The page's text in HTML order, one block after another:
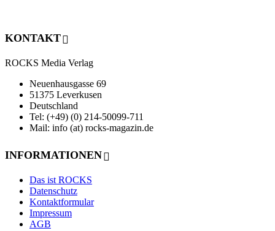
KONTAKT
ROCKS Media Verlag
Neuenhausgasse 69
51375 Leverkusen
Deutschland
Tel: (+49) (0) 214-50099-711
Mail: info (at) rocks-magazin.de
INFORMATIONEN
Das ist ROCKS
Datenschutz
Kontaktformular
Impressum
AGB